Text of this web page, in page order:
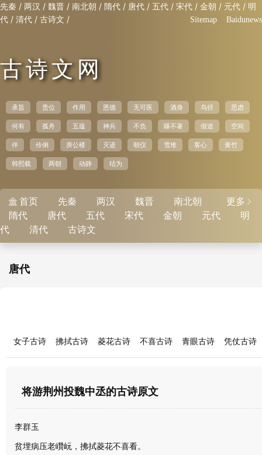
先秦 / 两汉 / 魏晋 / 南北朝 / 隋代 / 唐代 / 五代 / 宋代 / 金朝 / 元代 / 明
代 / 清代 / 古诗文 / Sitemap Baidunews
古诗文网
承旨 贵位 作用 恩德 无可医 酒身 鸟径 思虑
何有 孤舟 五蕴 神兵 不负 睡不著 假道 空间
伴 伶俐 庾公楼 灭迹 朝仪 雪堆 客心 黄竹
韩熙载 两朝 动静 结为
更多 
 首页 先秦 两汉 魏晋
南北朝
隋代
唐代 五代 宋代 金朝 元代
明
代
清代 古诗文
唐代
女子古诗 拂拭古诗 菱花古诗 不喜古诗 青眼古诗 凭仗古诗
将游荆州投魏中丞的古诗原文
李群玉
贫埋病压老巑岏，拂拭菱花不喜看。